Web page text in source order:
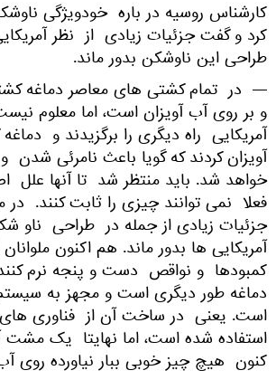
کارشناس روسیه در باره خودویژگی
کرد و گفت جزئیات زیادی از نظر
طراحی این ناوشکن بدور ماند.
— در تمام کشتی های معاصر دماغه
و بر روی آب آویزان است، اما معلوم
آمریکایی راه دیگری را برگزیدند و
آویزان کردند که گویا باعث نامرئی
خواهد شد. باید منتظر شد تا آنها علل
فعلا نمی توانند چیزی را ثابت کنند. در
جزئیات زیادی از جمله در طراحی ناو
آمریکایی ها بدور ماند. هم اکنون
کمبودها و نواقص دست و پنجه نرم
دماغه طور دیگری است و مجهز به
است. یعنی در ساخت آن از فناوری
استفاده شده است، اما نهایتا یک مشت
کنون هیچ چیز خوبی ببار نیاورده روی